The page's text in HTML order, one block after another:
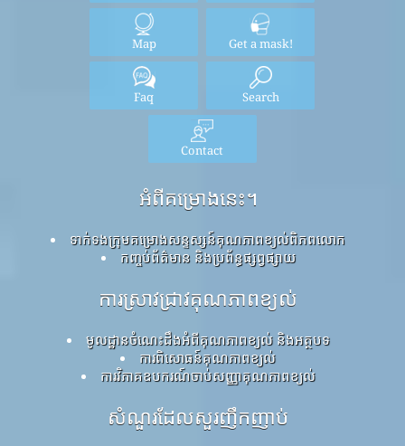
Map Get a mask!
Faq Search
Contact
អំពីគម្រោងនេះ។
ទាក់ទងក្រុមគម្រោងសន្ទស្សន៍គុណភាពខ្យល់ពិភពលោក
កញ្ចប់ព័ត៌មាន និងប្រព័ន្ធផ្សព្វផ្សាយ
ការស្រាវជ្រាវគុណភាពខ្យល់
មូលដ្ឋានចំណេះដឹងអំពីគុណភាពខ្យល់ និងអត្ថបទ
ការពិសោធន៍គុណភាពខ្យល់
ការវិភាគឧបករណ៍ចាប់សញ្ញាគុណភាពខ្យល់
សំណួរដែលសួរញឹកញាប់